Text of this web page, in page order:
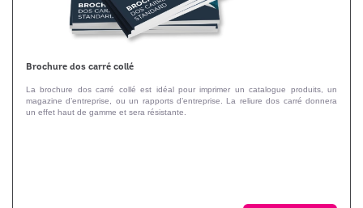
Brochure dos carré collé
La brochure dos carré collé est idéal pour imprimer un catalogue produits, un
magazine d’entreprise, ou un rapports d’entreprise. La reliure dos carré donnera
un effet haut de gamme et sera résistante.